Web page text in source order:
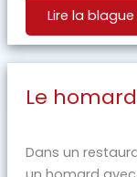
Lire la blague
Le homard
Dans un